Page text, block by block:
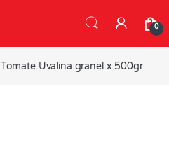
0
Tomate Uvalina granel x 500gr